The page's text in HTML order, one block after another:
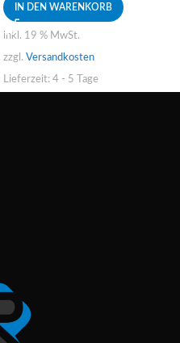
IN DEN WARENKORB
inkl. 19 % MwSt.
zzgl. Versandkosten
Lieferzeit: 4 - 5 Tage